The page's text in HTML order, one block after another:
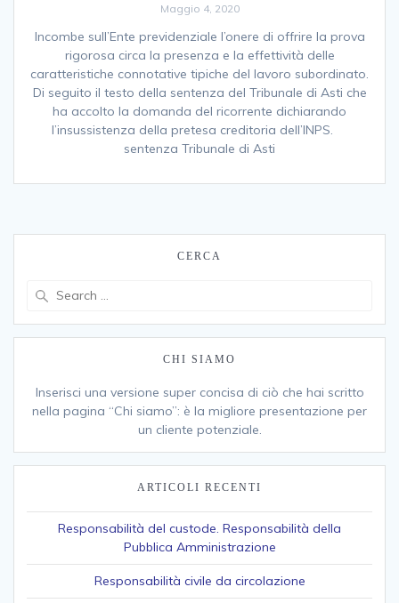
Maggio 4, 2020
Incombe sull’Ente previdenziale l’onere di offrire la prova
rigorosa circa la presenza e la effettività delle
caratteristiche connotative tipiche del lavoro subordinato.
Di seguito il testo della sentenza del Tribunale di Asti che
ha accolto la domanda del ricorrente dichiarando
l’insussistenza della pretesa creditoria dell’INPS.
sentenza Tribunale di Asti
CERCA
CHI SIAMO
Inserisci una versione super concisa di ciò che hai scritto
nella pagina “Chi siamo”: è la migliore presentazione per
un cliente potenziale.
ARTICOLI RECENTI
Responsabilità del custode. Responsabilità della
Pubblica Amministrazione
Responsabilità civile da circolazione